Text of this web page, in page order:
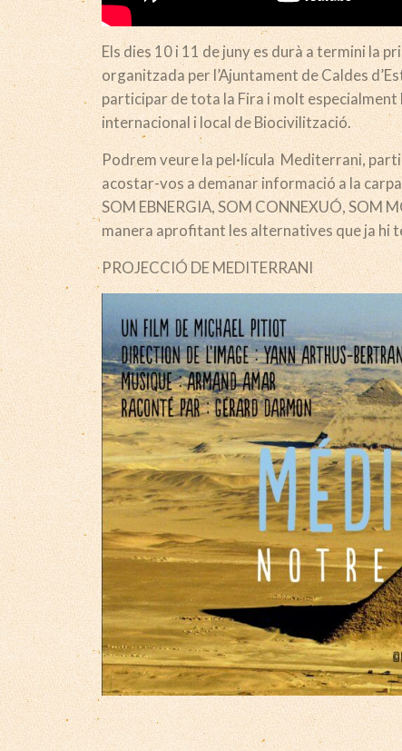
Els dies 10 i 11 de juny es durà a termini la
organitzada per l’Ajuntament de Caldes
participar de tota la Fira i molt
internacional i local de Biocivilització.
Podrem veure la pel·lícula Mediterrani,
acostar-vos a demanar informació a la
SOM EBNERGIA, SOM CONNEXUÓ, SOM
manera aprofitant les alternatives que ja hi
PROJECCIÓ DE MEDITERRANI